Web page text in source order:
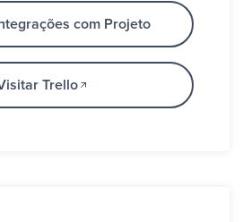
com Projeto
Trello